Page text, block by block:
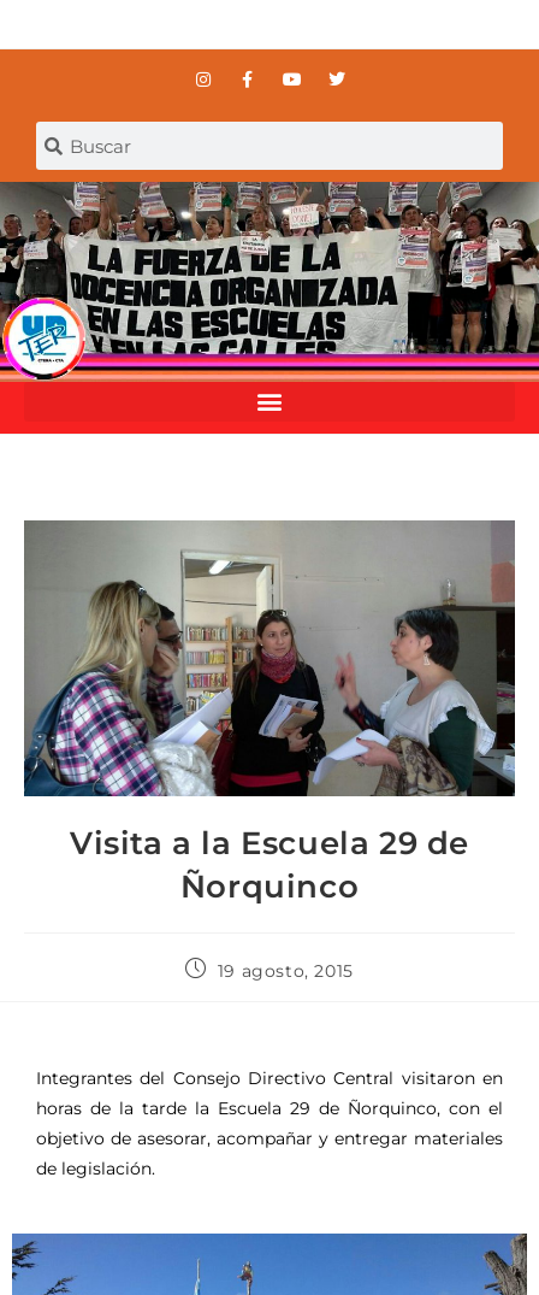
Visita a la Escuela 29 de
Ñorquinco
19 agosto, 2015
Integrantes del Consejo Directivo Central visitaron en
horas de la tarde la Escuela 29 de Ñorquinco, con el
objetivo de asesorar, acompañar y entregar materiales
de legislación.